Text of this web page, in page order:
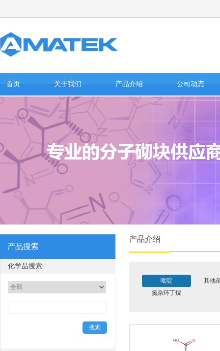
首页 关于我们 产品介绍 公司动态
产品搜索
化学品搜索
产品介绍
吡啶
其他
氮杂环丁烷